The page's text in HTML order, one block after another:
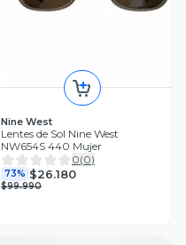
Nine West
Lentes de Sol Nine West
NW654S 440 Mujer
0(0)
73% $26.180
$99.990